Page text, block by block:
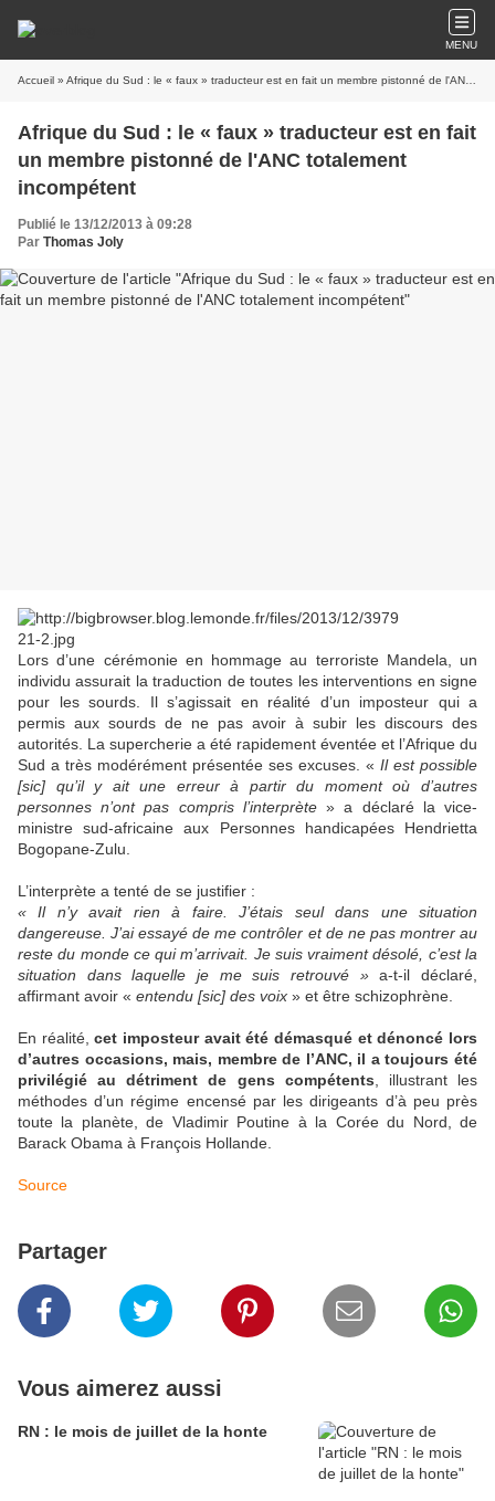
MENU
Accueil » Afrique du Sud : le « faux » traducteur est en fait un membre pistonné de l'ANC totalement incompétent
Afrique du Sud : le « faux » traducteur est en fait
un membre pistonné de l'ANC totalement
incompétent
Publié le 13/12/2013 à 09:28
Par Thomas Joly
Lors d’une cérémonie en hommage au terroriste Mandela, un
individu assurait la traduction de toutes les interventions en signe
pour les sourds. Il s’agissait en réalité d’un imposteur qui a
permis aux sourds de ne pas avoir à subir les discours des
autorités. La supercherie a été rapidement éventée et l’Afrique du
Sud a très modérément présentée ses excuses. « Il est possible
[sic]
qu’il y ait une erreur à partir du moment où d’autres
personnes n’ont pas compris l’interprète» a déclaré la vice-
ministre sud-africaine aux Personnes handicapées Hendrietta
Bogopane-Zulu.
L’interprète a tenté de se justifier :
« Il n’y avait rien à faire. J’étais seul dans une situation
dangereuse. J’ai essayé de me contrôler et de ne pas montrer au
reste du monde ce qui m’arrivait. Je suis vraiment désolé, c’est la
situation dans laquelle je me suis retrouvé »a-t-il déclaré,
affirmant avoir « entendu [sic] des voix » et être schizophrène.
En réalité,cet imposteur avait été démasqué et dénoncé lors
d’autres occasions, mais, membre de l’ANC, il a toujours été
privilégié au détriment de gens compétents , illustrant les
méthodes d’un régime encensé par les dirigeants d’à peu près
toute la planète, de Vladimir Poutine à la Corée du Nord, de
Barack Obama à François Hollande.
Source
Partager
Vous aimerez aussi
RN : le mois de juillet de la honte